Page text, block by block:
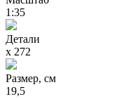
1:35
Детали
х 272
Размер, см
19,5